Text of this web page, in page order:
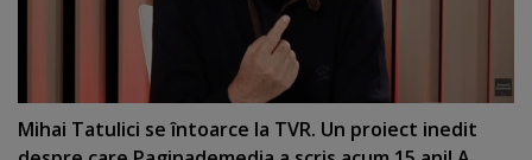
Mihai Tatulici se întoarce la TVR. Un proiect inedit